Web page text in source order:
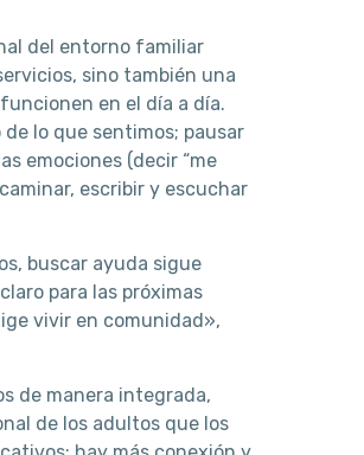
del entorno familiar
sino también una
en el día a día.
lo que sentimos; pausar
emociones (decir “me
escribir y escuchar
buscar ayuda sigue
para las próximas
vivir en comunidad»,
de manera integrada,
de los adultos que los